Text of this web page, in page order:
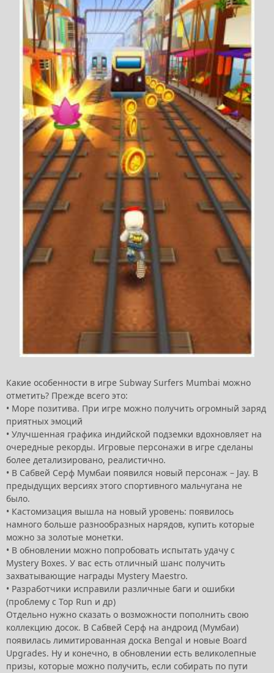
Какие особенности в игре Subway Surfers Mumbai можно
отметить? Прежде всего это:
• Море позитива. При игре можно получить огромный заряд
приятных эмоций
• Улучшенная графика индийской подземки вдохновляет на
очередные рекорды. Игровые персонажи в игре сделаны
более детализировано, реалистично.
• В Сабвей Серф Мумбаи появился новый персонаж – Jay. В
предыдущих версиях этого спортивного мальчугана не
было.
• Кастомизация вышла на новый уровень: появилось
намного больше разнообразных нарядов, купить которые
можно за золотые монетки.
• В обновлении можно попробовать испытать удачу с
Mystery Boxes. У вас есть отличный шанс получить
захватывающие награды Mystery Maestro.
• Разработчики исправили различные баги и ошибки
(проблему с Top Run и др)
Отдельно нужно сказать о возможности пополнить свою
коллекцию досок. В Сабвей Серф на андроид (Мумбаи)
появилась лимитированная доска Bengal и новые Board
Upgrades. Ну и конечно, в обновлении есть великолепные
призы, которые можно получить, если собирать по пути